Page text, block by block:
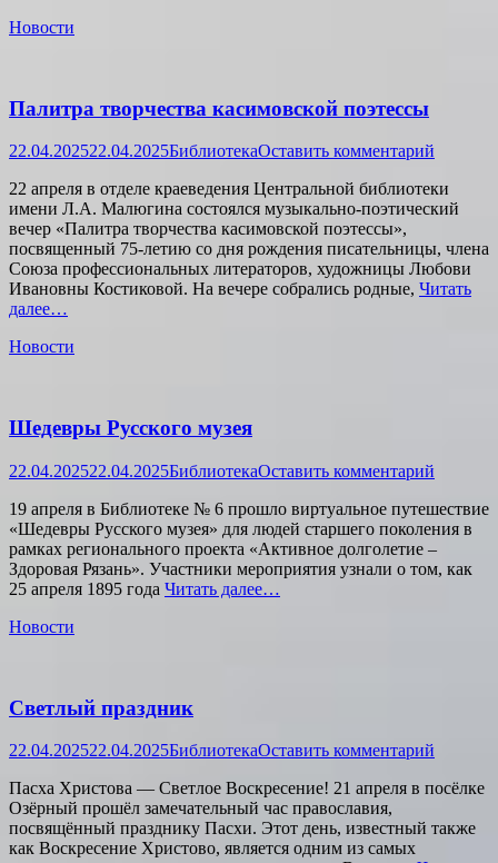
Категории
Новости
Палитра творчества касимовской поэтессы
Опубликовано
22.04.202522.04.2025Автор
БиблиотекаОставить комментарий
22 апреля в отделе краеведения Центральной библиотеки
имени Л.А. Малюгина состоялся музыкально-поэтический
вечер «Палитра творчества касимовской поэтессы»,
посвященный 75-летию со дня рождения писательницы, члена
Союза профессиональных литераторов, художницы Любови
Ивановны Костиковой. На вечере собрались родные, Читать
далее…
Категории
Новости
Шедевры Русского музея
Опубликовано
22.04.202522.04.2025Автор
БиблиотекаОставить комментарий
19 апреля в Библиотеке № 6 прошло виртуальное путешествие
«Шедевры Русского музея» для людей старшего поколения в
рамках регионального проекта «Активное долголетие –
Здоровая Рязань». Участники мероприятия узнали о том, как
25 апреля 1895 года Читать далее…
Категории
Новости
Светлый праздник
Опубликовано
22.04.202522.04.2025Автор
БиблиотекаОставить комментарий
Пасха Христова — Светлое Воскресение! 21 апреля в посёлке
Озёрный прошёл замечательный час православия,
посвящённый празднику Пасхи. Этот день, известный также
как Воскресение Христово, является одним из самых